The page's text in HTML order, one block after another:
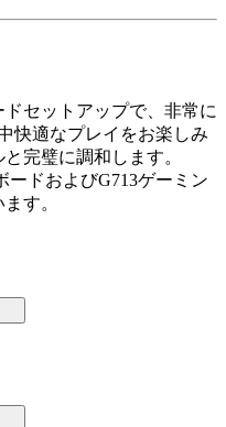
セットアップで、非常に
快適なプレイをお楽しみ
完璧に調和します。
ードおよびG713ゲーミン
す。